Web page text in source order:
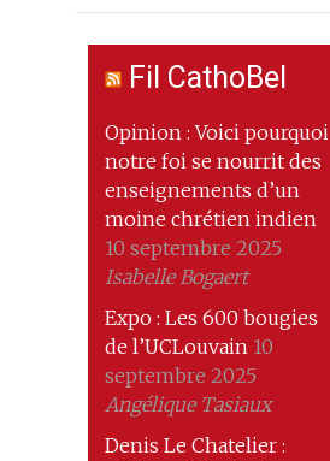
Fil CathoBel
Opinion : Voici pourquoi
notre foi se nourrit des
enseignements d’un
moine chrétien indien
10 septembre 2025
Isabelle Bogaert
Expo : Les 600 bougies
de l’UCLouvain 10
septembre 2025
Angélique Tasiaux
Denis Le Chatelier :